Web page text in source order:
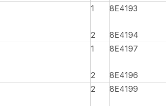
1
2
8E4193
8E4194
1
2
8E4197
8E4196
2 8E4199